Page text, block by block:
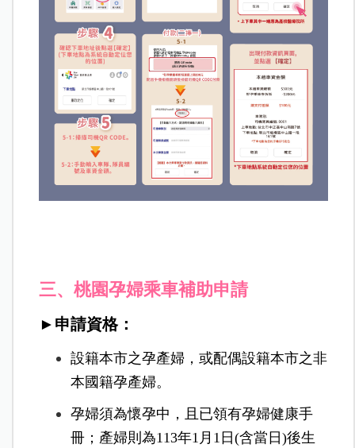
三、桃園孕婦乘車補助申請
►申請資格：
設籍本市之孕產婦，或配偶設籍本市之非
本國籍孕產婦。
孕婦須為懷孕中，且已領有孕婦健康手
冊；產婦則為113年1月1日(含當日)後生